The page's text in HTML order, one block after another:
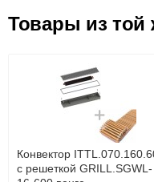
Оставьте отзыв
Доставка сантехники
Наличный расчёт
Банковской
времени
Банковской
доставке, так и
Интернет-
Qiwi-кошельки и
Товары из той
Конвектор
с решеткой GRILL.SGWL-